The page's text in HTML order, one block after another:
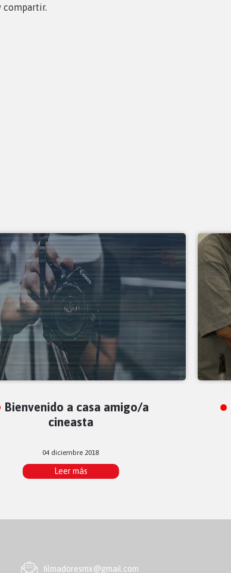
compartir.
Bienvenido a casa amigo/a
cineasta
04 diciembre 2018
Leer más
ﬁlmadoresmx@gmail.com